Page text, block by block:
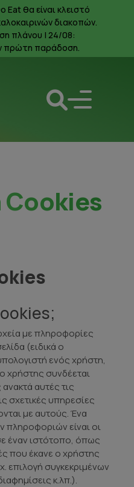
Eat θα είναι κλειστό
διακοπών.
πλάνου | 24/08:
πρώτη παράδοση.
Cookies
με πληροφορίες
(ειδικά ο
ενός χρήστη,
χρήστης συνδέεται
αυτές τις
σχετικές υπηρεσίες
με αυτούς. Ένα
πληροφοριών είναι οι
έναν ιστότοπο, όπως
που έκανε ο χρήστης
επιλογή συγκεκριμένων
κ.λπ.).